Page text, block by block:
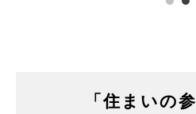
「住まいの